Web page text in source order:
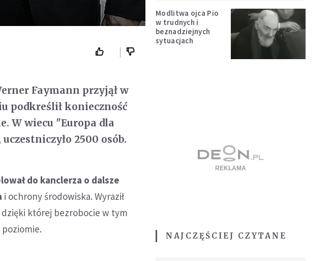
Faymann przyjął w
podkreślił konieczność
W wiecu "Europa dla
2500 osób.
do kanclerza o dalsze
i ochrony środowiska. Wyraził
której bezrobocie w tym
Modlitwa ojca Pio
w trudnych i
beznadziejnych
sytuacjach
NAJCZĘŚCIEJ CZYTANE